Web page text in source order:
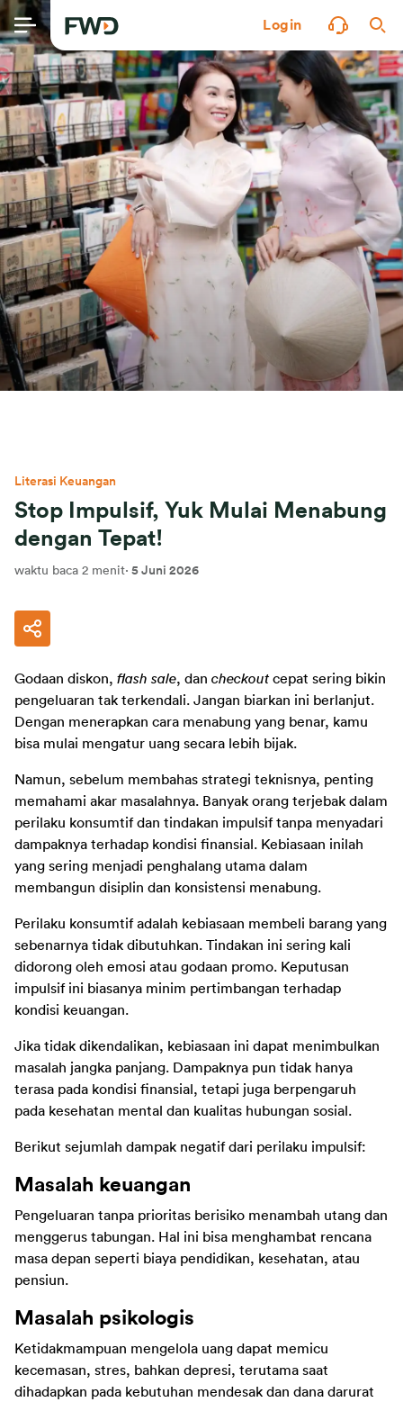
Login
Literasi Keuangan
Stop Impulsif, Yuk Mulai Menabung
dengan Tepat!
waktu baca 2 menit· 5 Juni 2026
Godaan diskon, flash sale, dan checkout cepat sering bikin
pengeluaran tak terkendali. Jangan biarkan ini berlanjut.
Dengan menerapkan cara menabung yang benar, kamu
bisa mulai mengatur uang secara lebih bijak.
Namun, sebelum membahas strategi teknisnya, penting
memahami akar masalahnya. Banyak orang terjebak dalam
perilaku konsumtif dan tindakan impulsif tanpa menyadari
dampaknya terhadap kondisi finansial. Kebiasaan inilah
yang sering menjadi penghalang utama dalam
membangun disiplin dan konsistensi menabung.
Perilaku konsumtif adalah kebiasaan membeli barang yang
sebenarnya tidak dibutuhkan. Tindakan ini sering kali
didorong oleh emosi atau godaan promo. Keputusan
impulsif ini biasanya minim pertimbangan terhadap
kondisi keuangan.
Jika tidak dikendalikan, kebiasaan ini dapat menimbulkan
masalah jangka panjang. Dampaknya pun tidak hanya
terasa pada kondisi finansial, tetapi juga berpengaruh
pada kesehatan mental dan kualitas hubungan sosial.
Berikut sejumlah dampak negatif dari perilaku impulsif:
Masalah keuangan
Pengeluaran tanpa prioritas berisiko menambah utang dan
menggerus tabungan. Hal ini bisa menghambat rencana
masa depan seperti biaya pendidikan, kesehatan, atau
pensiun.
Masalah psikologis
Ketidakmampuan mengelola uang dapat memicu
kecemasan, stres, bahkan depresi, terutama saat
dihadapkan pada kebutuhan mendesak dan dana darurat